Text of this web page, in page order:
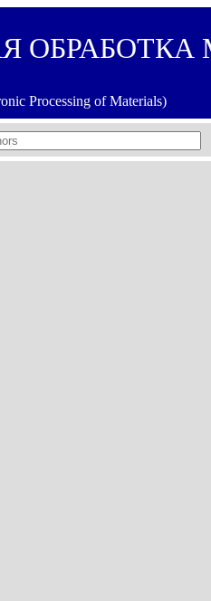
ОБРАБОТКА
Processing of Materials)